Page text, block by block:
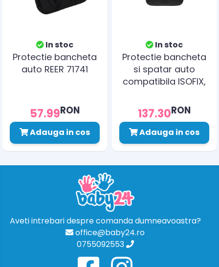
In stoc
Protectie bancheta
auto REER 71741
57.99RON
Adauga in cos
In stoc
Protectie bancheta
si spatar auto
compatibila ISOFIX,
MaxiProtect 86071
137.30RON
Adauga in cos
Aveti intrebari despre comanda dumneavoastra?
office@baby24.ro
0755092553